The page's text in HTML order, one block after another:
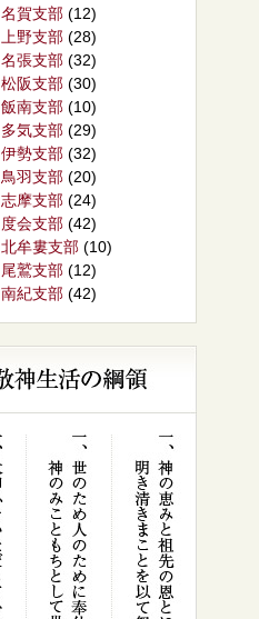
名賀支部 (12)
上野支部 (28)
名張支部 (32)
松阪支部 (30)
飯南支部 (10)
多気支部 (29)
伊勢支部 (32)
鳥羽支部 (20)
志摩支部 (24)
度会支部 (42)
北牟婁支部 (10)
尾鷲支部 (12)
南紀支部 (42)